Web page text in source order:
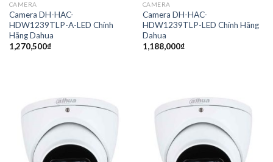
CAMERA
Camera DH-HAC-
HDW1239TLP-A-LED Chính
Hãng Dahua
1,270,500₫
CAMERA
Camera DH-HAC-
HDW1239TLP-LED Chính Hãng
Dahua
1,188,000₫